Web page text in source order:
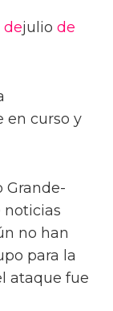
dejulio de
en curso y
Grande-
noticias
no han
para la
ataque fue